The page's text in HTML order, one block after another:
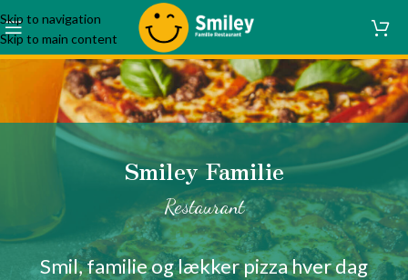
Skip to navigation
Skip to main content
Smiley Familie
Restaurant
Smil, familie og lækker pizza hver dag